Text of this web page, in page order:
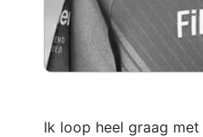
Ik loop heel graag